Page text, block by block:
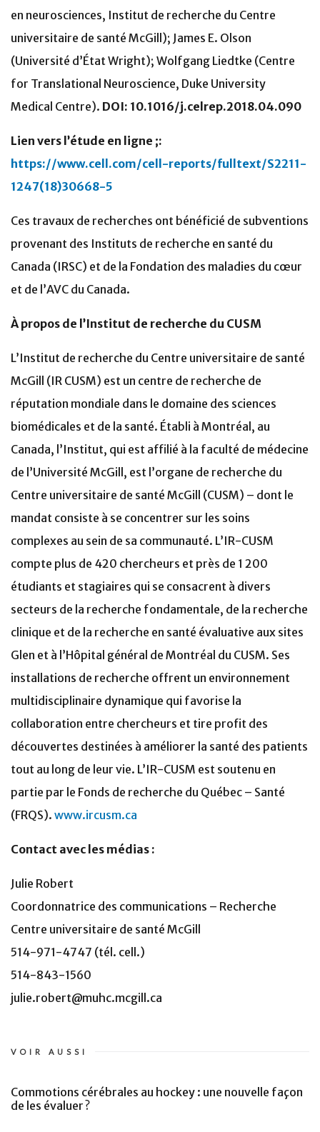
en neurosciences, Institut de recherche du Centre
universitaire de santé McGill); James E. Olson
(Université d’État Wright); Wolfgang Liedtke (Centre
for Translational Neuroscience, Duke University
Medical Centre). DOI: 10.1016/j.celrep.2018.04.090
Lien vers l’étude en ligne ;:
https://www.cell.com/cell-reports/fulltext/S2211-
1247(18)30668-5
Ces travaux de recherches ont bénéficié de subventions
provenant des Instituts de recherche en santé du
Canada (IRSC) et de la Fondation des maladies du cœur
et de l’AVC du Canada.
À propos de l’Institut de recherche du CUSM
L’Institut de recherche du Centre universitaire de santé
McGill (IR CUSM) est un centre de recherche de
réputation mondiale dans le domaine des sciences
biomédicales et de la santé. Établi à Montréal, au
Canada, l’Institut, qui est affilié à la faculté de médecine
de l’Université McGill, est l’organe de recherche du
Centre universitaire de santé McGill (CUSM) – dont le
mandat consiste à se concentrer sur les soins
complexes au sein de sa communauté. L’IR-CUSM
compte plus de 420 chercheurs et près de 1 200
étudiants et stagiaires qui se consacrent à divers
secteurs de la recherche fondamentale, de la recherche
clinique et de la recherche en santé évaluative aux sites
Glen et à l’Hôpital général de Montréal du CUSM. Ses
installations de recherche offrent un environnement
multidisciplinaire dynamique qui favorise la
collaboration entre chercheurs et tire profit des
découvertes destinées à améliorer la santé des patients
tout au long de leur vie. L’IR-CUSM est soutenu en
partie par le Fonds de recherche du Québec – Santé
(FRQS). www.ircusm.ca
Contact avec les médias :
Julie Robert
Coordonnatrice des communications – Recherche
Centre universitaire de santé McGill
514-971-4747 (tél. cell.)
514-843-1560
julie.robert@muhc.mcgill.ca
VOIR AUSSI
Commotions cérébrales au hockey : une nouvelle façon
de les évaluer ?